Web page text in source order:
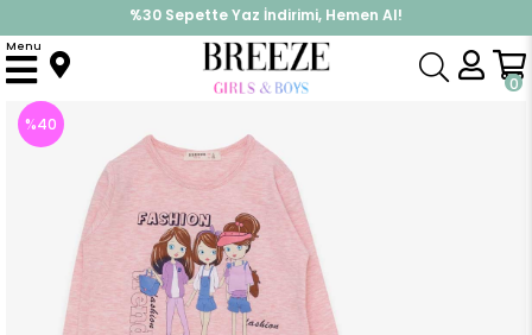
%30 Sepette Yaz İndirimi, Hemen Al!
İndirimlere ek %10 İndirimi Kap, Hemen Üye Ol!
0
Menu
Anasayfa Takımlar Tayt Takımı
%40